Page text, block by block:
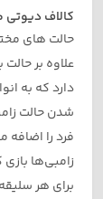
کالاف دیوتی
حالت های مختلف
علاوه بر حالت
دارد که به
فرد را اضافه
زامبی‌ها بازی
برای هر